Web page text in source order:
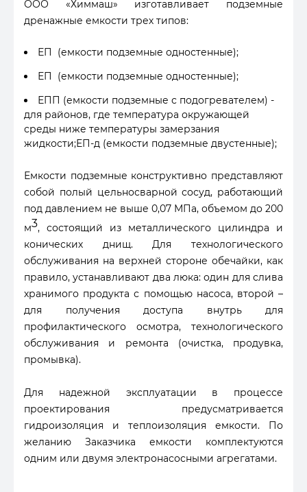
ООО «Химмаш» изготавливает подземные
дренажные емкости трех типов:
ЕП (емкости подземные одностенные);
ЕП (емкости подземные одностенные);
ЕПП (емкости подземные с подогревателем) -
для районов, где температура окружающей
среды ниже температуры замерзания
жидкости;ЕП-д (емкости подземные двустенные);
Емкости подземные конструктивно представляют
собой полый цельносварной сосуд, работающий
под давлением не выше 0,07 МПа, объемом до 200
м3, состоящий из металлического цилиндра и
конических днищ. Для технологического
обслуживания на верхней стороне обечайки, как
правило, устанавливают два люка: один для слива
хранимого продукта с помощью насоса, второй –
для получения доступа внутрь для
профилактического осмотра, технологического
обслуживания и ремонта (очистка, продувка,
промывка).
Для надежной эксплуатации в процессе
проектирования предусматривается
гидроизоляция и теплоизоляция емкости. По
желанию Заказчика емкости комплектуются
одним или двумя электронасосными агрегатами.